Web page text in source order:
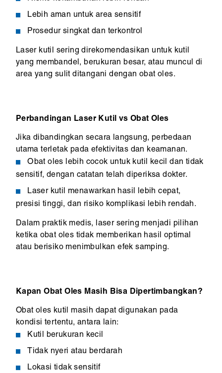
Lebih aman untuk area sensitif
Prosedur singkat dan terkontrol
Laser kutil sering direkomendasikan untuk kutil
yang membandel, berukuran besar, atau muncul di
area yang sulit ditangani dengan obat oles.
Perbandingan Laser Kutil vs Obat Oles
Jika dibandingkan secara langsung, perbedaan
utama terletak pada efektivitas dan keamanan.
Obat oles lebih cocok untuk kutil kecil dan tidak
sensitif, dengan catatan telah diperiksa dokter.
Laser kutil menawarkan hasil lebih cepat,
presisi tinggi, dan risiko komplikasi lebih rendah.
Dalam praktik medis, laser sering menjadi pilihan
ketika obat oles tidak memberikan hasil optimal
atau berisiko menimbulkan efek samping.
Kapan Obat Oles Masih Bisa Dipertimbangkan?
Obat oles kutil masih dapat digunakan pada
kondisi tertentu, antara lain:
Kutil berukuran kecil
Tidak nyeri atau berdarah
Lokasi tidak sensitif